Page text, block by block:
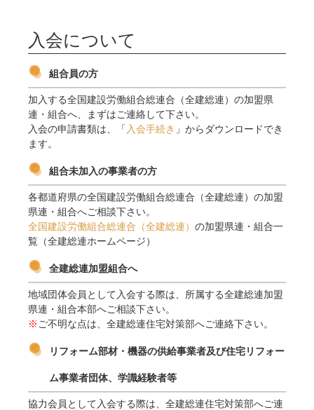
入会について
組合員の方
加入する全国建設労働組合総連合（全建総連）の加盟県
連・組合へ、まずはご連絡して下さい。
入会の申請書類は、「 入会手続き 」からダウンロードでき
ます。
組合未加入の事業者の方
各都道府県の全国建設労働組合総連合（全建総連）の加盟
県連・組合へご相談下さい。
全国建設労働組合総連合（全建総連） の加盟県連・組合一
覧（全建総連ホームページ）
全建総連加盟組合へ
地域団体会員として入会する際は、所属する全建総連加盟
県連・組合本部へご相談下さい。
※ ご不明な点は、全建総連住宅対策部へご連絡下さい。
リフォーム部材・機器の供給事業者及び住宅リフォー
ム事業者団体、学識経験者等
協力会員として入会する際は、全建総連住宅対策部へご連